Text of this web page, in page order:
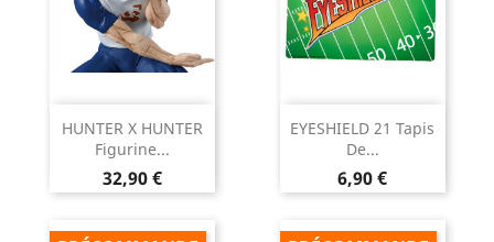
HUNTER X HUNTER
Figurine...
Prix
32,90 €
EYESHIELD 21 Tapis
De...
Prix
6,90 €